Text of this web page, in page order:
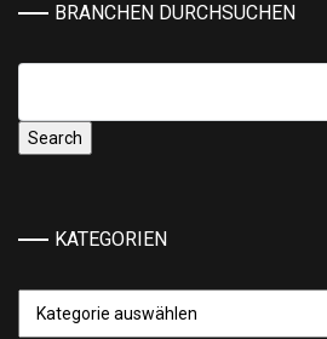
BRANCHEN DURCHSUCHEN
KATEGORIEN